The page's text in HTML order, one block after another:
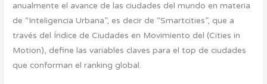
anualmente el avance de las ciudades del mundo en materia
de “Inteligencia Urbana”, es decir de “Smartcities”, que a
través del Índice de Ciudades en Movimiento del (Cities in
Motion), define las variables claves para el top de ciudades
que conforman el ranking global.